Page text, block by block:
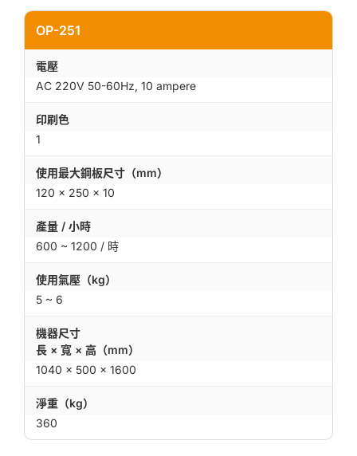
OP-251
電壓
AC 220V 50-60Hz, 10 ampere
印刷色
1
使用最大鋼板尺寸（mm）
120 × 250 × 10
產量 / 小時
600 ~ 1200 / 時
使用氣壓（kg）
5 ~ 6
機器尺寸
長 × 寬 × 高（mm）
1040 × 500 × 1600
淨重（kg）
360